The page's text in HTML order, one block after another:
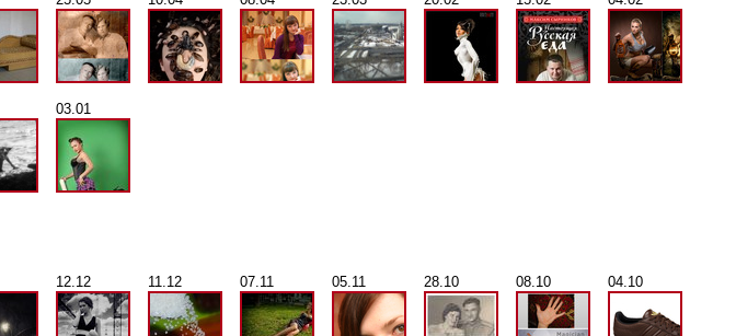
03.01
12.12 11.12 07.11 05.11 28.10 08.10 04.10